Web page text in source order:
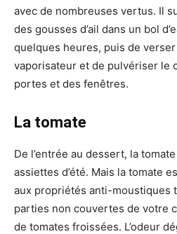
avec de nombreuses vertus. Il
des gousses d’ail dans un bol
quelques heures, puis de
vaporisateur et de pulvériser le
portes et des fenêtres.
La tomate
De l’entrée au dessert, la
assiettes d’été. Mais la tomate
aux propriétés anti-moustiques
parties non couvertes de votre
de tomates froissées. L’odeur